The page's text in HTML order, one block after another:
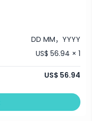
DD MM，YYYY
US$ 56.94 × 1
US$ 56.94